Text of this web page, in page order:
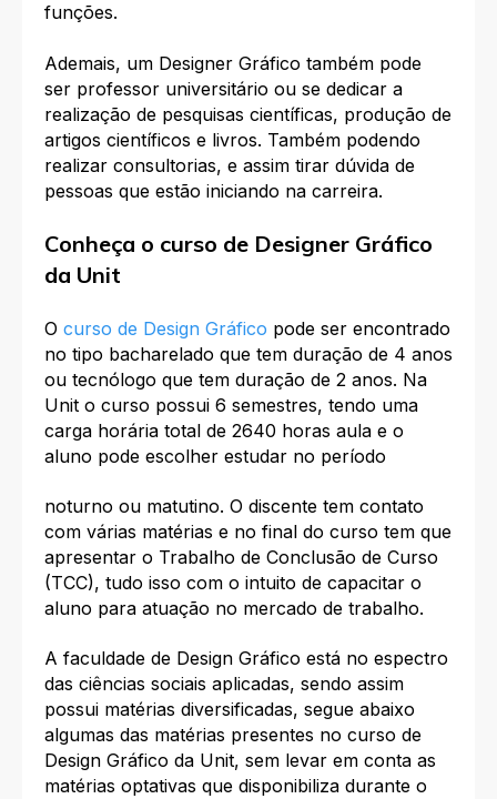
funções.
Ademais, um Designer Gráfico também pode
ser professor universitário ou se dedicar a
realização de pesquisas científicas, produção de
artigos científicos e livros. Também podendo
realizar consultorias, e assim tirar dúvida de
pessoas que estão iniciando na carreira.
Conheça o curso de Designer Gráfico
da Unit
O curso de Design Gráfico pode ser encontrado
no tipo bacharelado que tem duração de 4 anos
ou tecnólogo que tem duração de 2 anos. Na
Unit o curso possui 6 semestres, tendo uma
carga horária total de 2640 horas aula e o
aluno pode escolher estudar no período
noturno ou matutino. O discente tem contato
com várias matérias e no final do curso tem que
apresentar o Trabalho de Conclusão de Curso
(TCC), tudo isso com o intuito de capacitar o
aluno para atuação no mercado de trabalho.
A faculdade de Design Gráfico está no espectro
das ciências sociais aplicadas, sendo assim
possui matérias diversificadas, segue abaixo
algumas das matérias presentes no curso de
Design Gráfico da Unit, sem levar em conta as
matérias optativas que disponibiliza durante o